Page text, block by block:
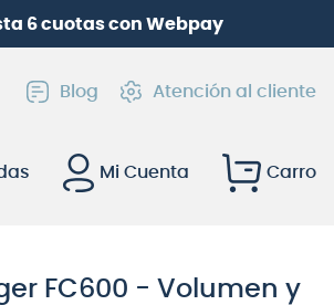
Blog Atención al cliente
Mi Cuenta
FC600 - Volumen y